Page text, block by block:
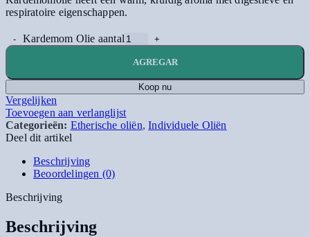
respiratoire eigenschappen.
Kardemom Olie aantal
AGREGAR
Koop nu
Vergelijken
Toevoegen aan verlanglijst
Categorieën: Etherische oliën, Individuele Oliën
Deel dit artikel
Beschrijving
Beoordelingen (0)
Beschrijving
Beschrijving